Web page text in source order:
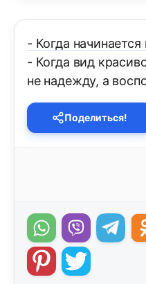
- Когда
- Когда вид
не надежду, а
Поделиться!